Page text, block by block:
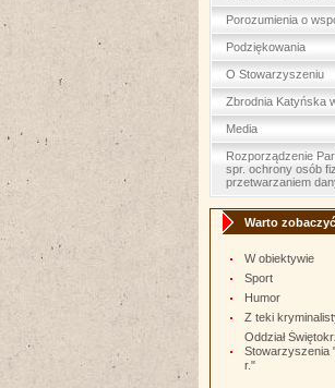
Porozumienia o
Podziękowania
O Stowarzyszeniu
Zbrodnia Katyńska
Media
Rozporządzenie
spr. ochrony osób
przetwarzaniem
Warto zobaczyć
W obiektywie
Sport
Humor
Z teki
Oddział
Stowarzyszenia
r."